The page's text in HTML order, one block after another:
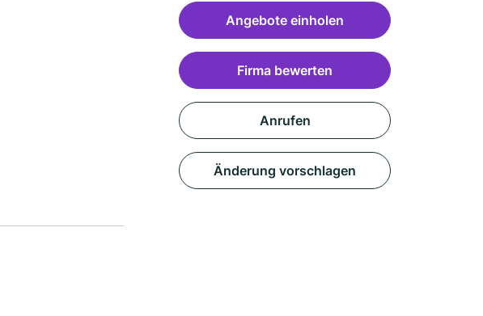
Angebote einholen
Firma bewerten
Anrufen
Änderung vorschlagen